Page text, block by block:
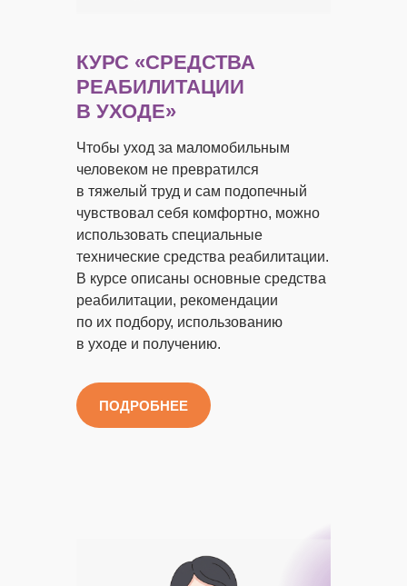
КУРС «СРЕДСТВА
РЕАБИЛИТАЦИИ
В УХОДЕ»
Чтобы уход за маломобильным
человеком не превратился
в тяжелый труд и сам подопечный
чувствовал себя комфортно, можно
использовать специальные
технические средства реабилитации.
В курсе описаны основные средства
реабилитации, рекомендации
по их подбору, использованию
в уходе и получению.
ПОДРОБНЕЕ